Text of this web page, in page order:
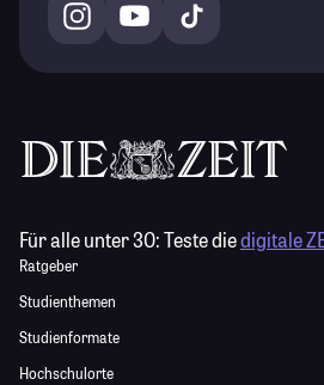
Für alle unter 30:Teste diedigitale
Ratgeber
Studienthemen
Studienformate
Hochschulorte